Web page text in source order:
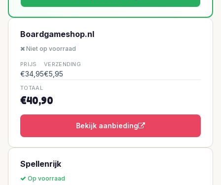
Boardgameshop.nl
Niet op voorraad
PRIJS
€34,95
VERZENDING
€5,95
TOTAAL
€40,90
Bekijk aanbieding
Spellenrijk
Op voorraad